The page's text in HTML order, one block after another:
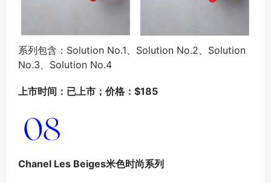
系列包含：Solution No.1、Solution No.2、Solution
No.3、Solution No.4
上市时间：已上市；价格：$185
Chanel Les Beiges米色时尚系列